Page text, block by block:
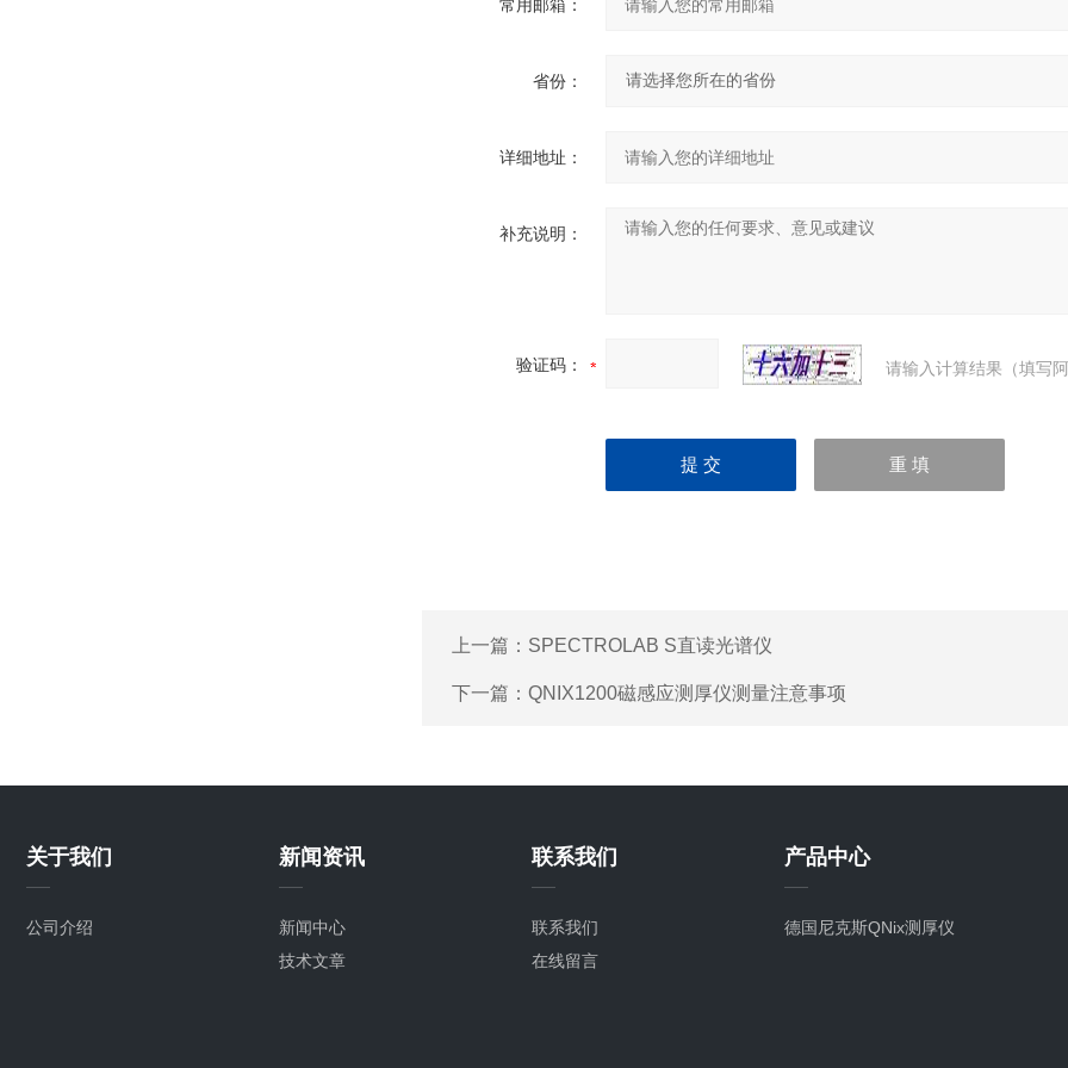
常用邮箱：
省份：
详细地址：
补充说明：
验证码： 请输入计算结果（填写
上一篇： SPECTROLAB S直读光谱仪
下一篇： QNIX1200磁感应测厚仪测量注意事项
关于我们
公司介绍
新闻资讯
新闻中心
技术文章
联系我们
联系我们
在线留言
产品中心
德国尼克斯QNix测厚仪